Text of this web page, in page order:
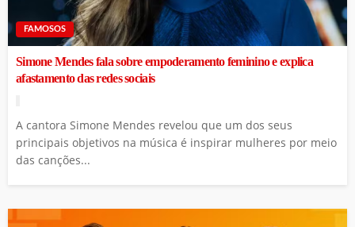
FAMOSOS
Simone Mendes fala sobre empoderamento feminino e explica
afastamento das redes sociais
A cantora Simone Mendes revelou que um dos seus
principais objetivos na música é inspirar mulheres por meio
das canções...